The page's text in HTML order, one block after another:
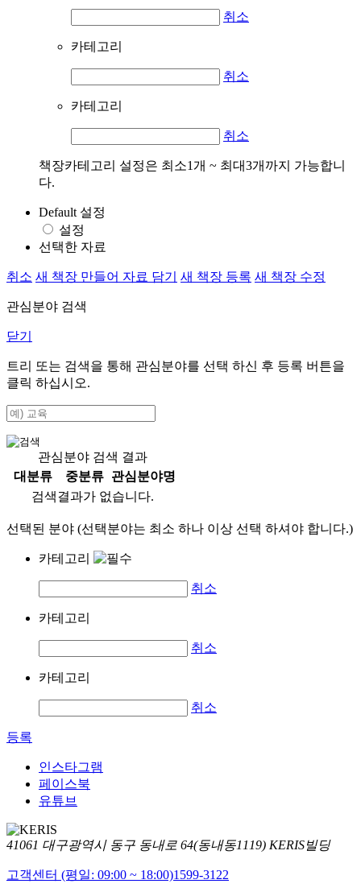
취소
카테고리
취소
카테고리
취소
책장카테고리 설정은 최소1개 ~ 최대3개까지 가능합니
다.
Default 설정
설정
선택한 자료
취소 새 책장 만들어 자료 담기 새 책장 등록 새 책장 수정
관심분야 검색
닫기
트리 또는 검색을 통해 관심분야를 선택 하신 후 등록 버튼을
클릭 하십시오.
관심분야 검색 결과
대분류
중분류
관심분야명
검색결과가 없습니다.
선택된 분야 (선택분야는 최소 하나 이상 선택 하셔야 합니다.)
카테고리
취소
카테고리
취소
카테고리
취소
등록
인스타그램
페이스북
유튜브
41061 대구광역시 동구 동내로 64(동내동1119) KERIS빌딩
고객센터 (평일: 09:00 ~ 18:00)1599-3122